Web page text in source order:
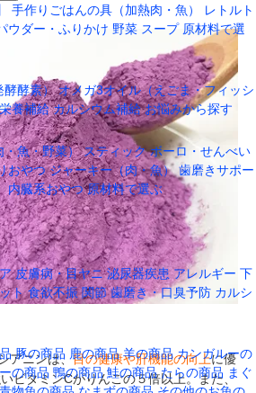
手作りごはんの具（加熱肉・魚）
レトルト
ウダー・ふりかけ 野菜 スープ 原材料で選
酵酵素） オメガ3オイル（えごま・フィッシ
栄養補給 カルシウム補給 お悩みから探す
・魚・野菜） スティック ボーロ・せんべい
おやつ ジャーキー（肉・魚） 歯磨きサポー
内臓系おやつ 原材料で選ぶ
皮膚病・目ヤニ 泌尿器疾患 アレルギー 下
ト 食欲不振 関節 歯磨き・口臭予防 カルシ
豚の商品 鹿の商品 羊の商品 カンガルーの
の商品 鴨の商品 鮭の商品 たらの商品 まぐ
アニンは、目の健康や肝機能の向上に優
ビタミンCがりんごの５倍以上。また、